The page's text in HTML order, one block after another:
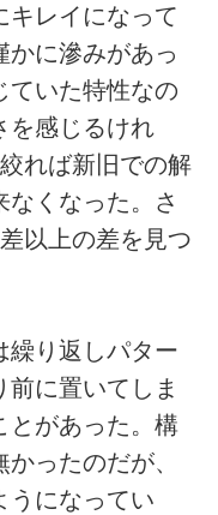
キレイになって
かに滲みがあっ
ていた特性なの
を感じるけれ
れば新旧での解
くなった。さ
以上の差を見つ
繰り返しパター
に置いてしま
とがあった。構
ったのだが、
うになってい